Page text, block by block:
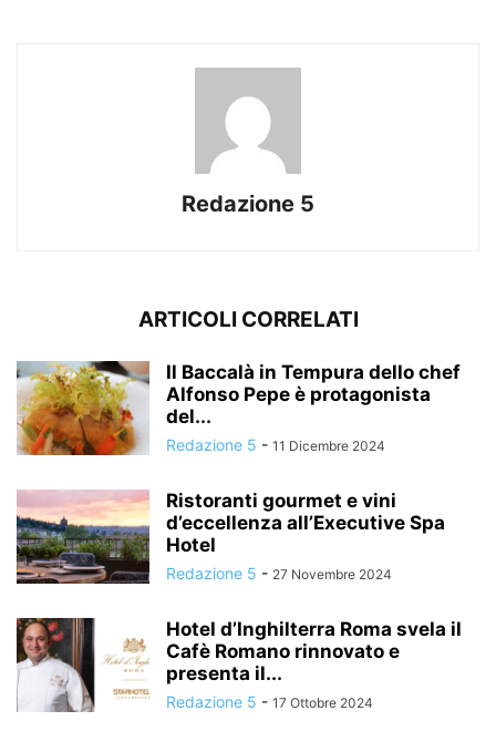
Redazione 5
ARTICOLI CORRELATI
Il Baccalà in Tempura dello chef
Alfonso Pepe è protagonista
del...
Redazione 5 - 11 Dicembre 2024
Ristoranti gourmet e vini
d’eccellenza all’Executive Spa
Hotel
Redazione 5 - 27 Novembre 2024
Hotel d’Inghilterra Roma svela il
Cafè Romano rinnovato e
presenta il...
Redazione 5 - 17 Ottobre 2024